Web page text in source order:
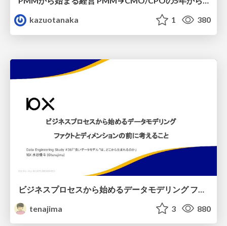
kazuotanaka
1 380
tenajima
3 880